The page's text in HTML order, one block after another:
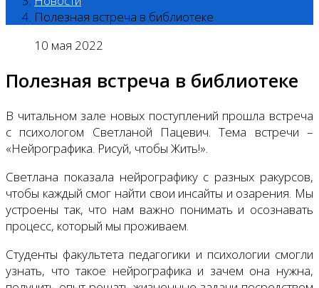
Полезная встреча в библиотеке
10 мая 2022
Полезная встреча в библиотеке
В читальном зале новых поступлений прошла встреча
с психологом Светланой Пацевич. Тема встречи –
«Нейрографика. Рисуй, чтобы Жить!».
Светлана показала нейрографику с разных ракурсов,
чтобы каждый смог найти свои инсайты и озарения. Мы
устроены так, что нам важно понимать и осознавать
процесс, который мы проживаем.
Студенты факультета педагогики и психологии смогли
узнать, что такое нейрографика и зачем она нужна,